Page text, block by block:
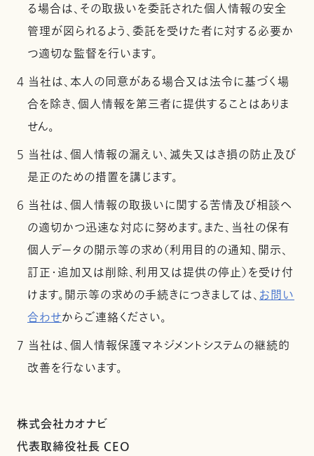
る場合は、その取扱いを委託された個人情報の安全
管理が図られるよう、委託を受けた者に対する必要か
つ適切な監督を行います。
4 当社は、本人の同意がある場合又は法令に基づく場
合を除き、個人情報を第三者に提供することはありま
せん。
5 当社は、個人情報の漏えい、滅失又はき損の防止及び
是正のための措置を講じます。
6 当社は、個人情報の取扱いに関する苦情及び相談へ
の適切かつ迅速な対応に努めます。また、当社の保有
個人データの開示等の求め（利用目的の通知、開示、
訂正・追加又は削除、利用又は提供の停止）を受け付
けます。開示等の求めの手続きにつきましては、お問い
合わせからご連絡ください。
7 当社は、個人情報保護マネジメントシステムの継続的
改善を行ないます。
株式会社カオナビ
代表取締役社長 CEO